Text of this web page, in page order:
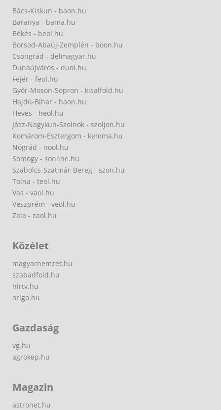
Bács-Kiskun - baon.hu
Baranya - bama.hu
Békés - beol.hu
Borsod-Abaúj-Zemplén - boon.hu
Csongrád - delmagyar.hu
Dunaújváros - duol.hu
Fejér - feol.hu
Győr-Moson-Sopron - kisalfold.hu
Hajdú-Bihar - haon.hu
Heves - heol.hu
Jász-Nagykun-Szolnok - szoljon.hu
Komárom-Esztergom - kemma.hu
Nógrád - nool.hu
Somogy - sonline.hu
Szabolcs-Szatmár-Bereg - szon.hu
Tolna - teol.hu
Vas - vaol.hu
Veszprém - veol.hu
Zala - zaol.hu
Közélet
magyarnemzet.hu
szabadfold.hu
hirtv.hu
origo.hu
Gazdaság
vg.hu
agrokep.hu
Magazin
astronet.hu